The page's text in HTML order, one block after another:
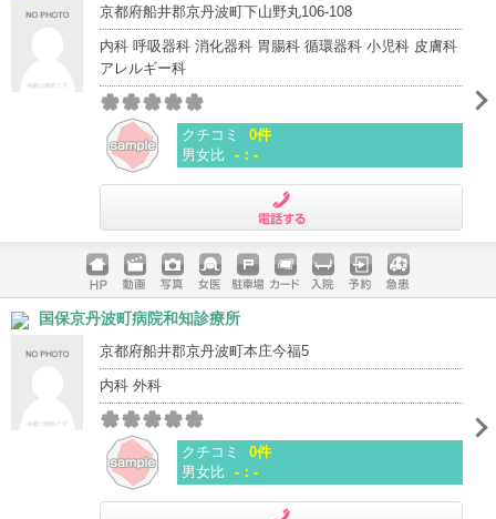
京都府船井郡京丹波町下山野丸106-108
内科 呼吸器科 消化器科 胃腸科 循環器科 小児科 皮膚科
アレルギー科
クチコミ
0件
男女比 -：-
ホームペ
ージ
動画 写真 女医 駐車場
クレジッ
入院 予約 急患
国保京丹波町病院和知診療所
京都府船井郡京丹波町本庄今福5
内科 外科
クチコミ
0件
男女比 -：-